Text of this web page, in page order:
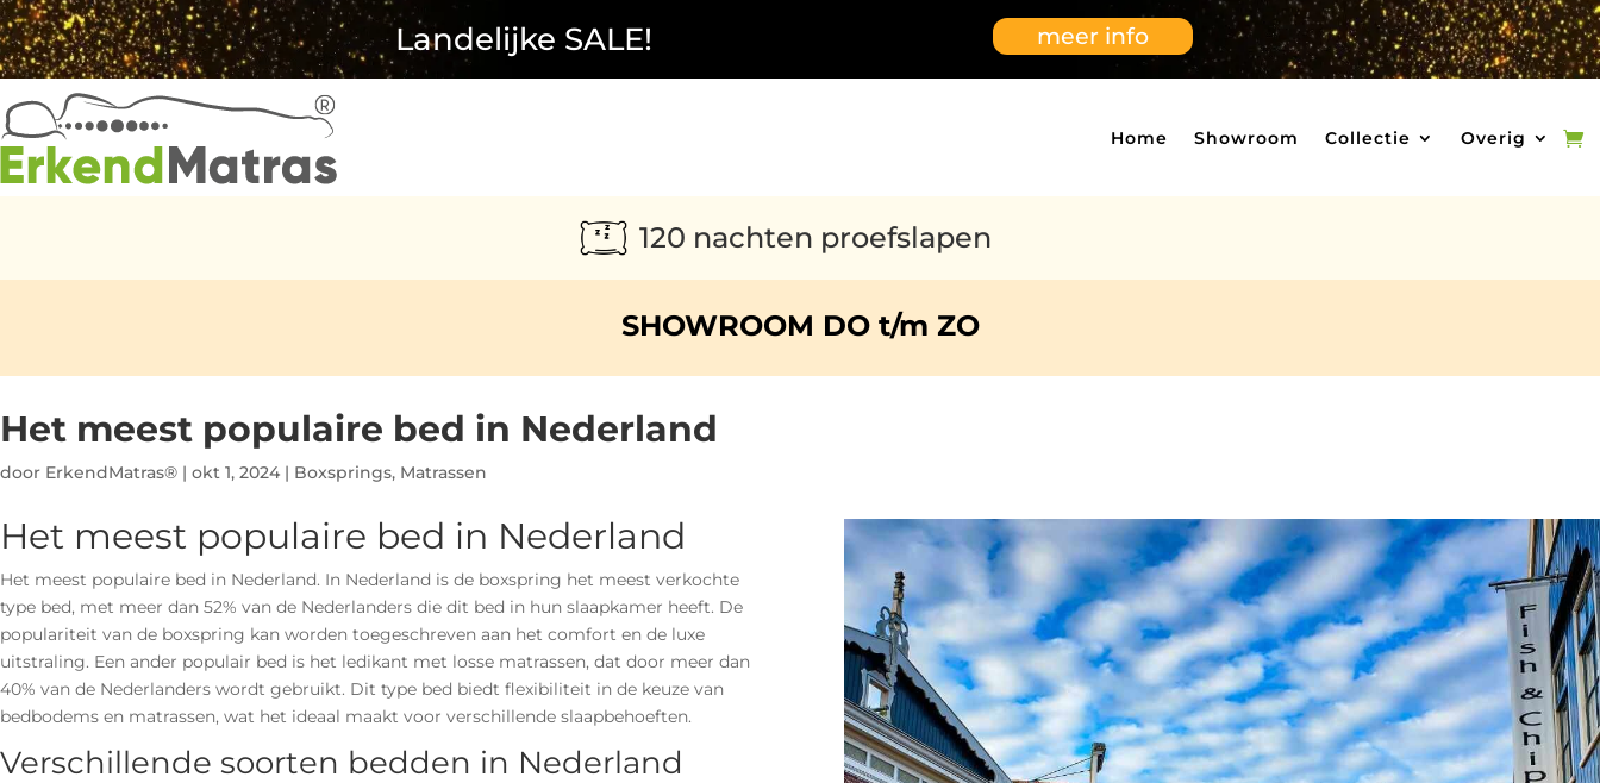
Landelijke SALE! meer info
Home Showroom Collectie Overig
120 nachten proefslapen
SHOWROOM DO t/m ZO
Het meest populaire bed in Nederland
door ErkendMatras® | okt 1, 2024 | Boxsprings, Matrassen
Het meest populaire bed in Nederland
Het meest populaire bed in Nederland. In Nederland is de boxspring het meest verkochte
type bed, met meer dan 52% van de Nederlanders die dit bed in hun slaapkamer heeft. De
populariteit van de boxspring kan worden toegeschreven aan het comfort en de luxe
uitstraling. Een ander populair bed is het ledikant met losse matrassen, dat door meer dan
40% van de Nederlanders wordt gebruikt. Dit type bed biedt flexibiliteit in de keuze van
bedbodems en matrassen, wat het ideaal maakt voor verschillende slaapbehoeften.
Verschillende soorten bedden in Nederland